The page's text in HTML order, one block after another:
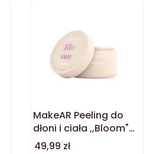
MakeAR Peeling do
dłoni i ciała ,,Bloom"
200ml
Cena
49,99 zł